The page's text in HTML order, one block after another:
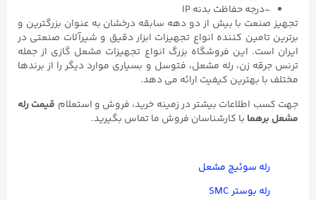
-درجه حفاظت بدنه IP
تجهیز صنعت با بیش از دو دهه سابقه درخشان به عنوان بزرگترین و
برترین تامین کننده انواع تجهیزات ابزار دقیق و شیرآلات صنعتی در
ایران است. این فروشگاه بزرگ انواع تجهیزات مشعل گازی از جمله
ترنس جرقه زن، رله مشعل، فتوسل و بسیاری موارد دیگر را از برندها
مختلف با بهترین کیفیت ارائه می دهد.
جهت کسب اطلاعات بیشتر در زمینه خرید، فروش و استعلام قیمت رله
مشعل برهما با کارشناسان فروش ما تماس بگیرید.
رله سوئیچ مشعل
رله بوستر SMC